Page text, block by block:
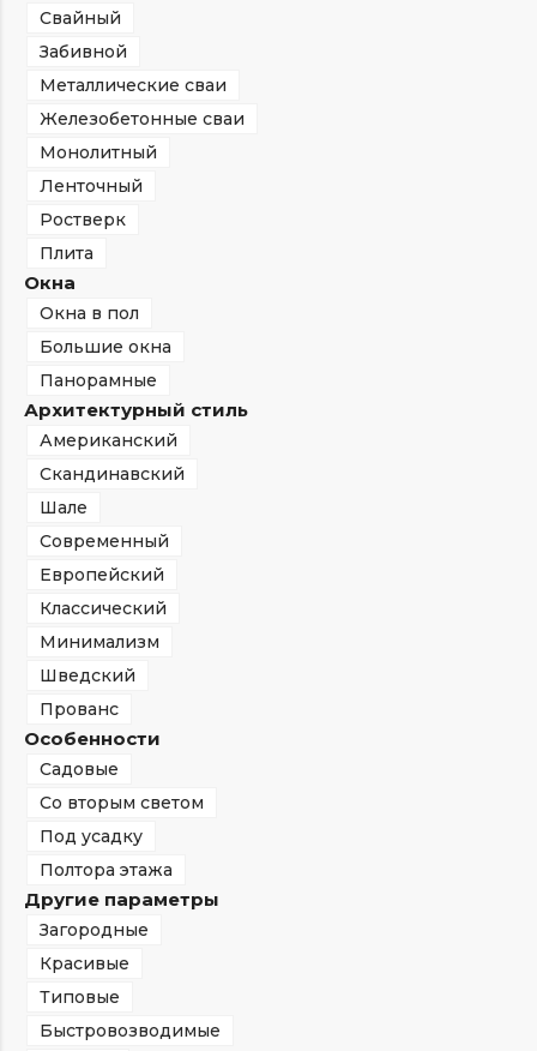
Свайный
Забивной
Металлические сваи
Железобетонные сваи
Монолитный
Ленточный
Ростверк
Плита
Окна
Окна в пол
Большие окна
Панорамные
Архитектурный стиль
Американский
Скандинавский
Шале
Современный
Европейский
Классический
Минимализм
Шведский
Прованс
Особенности
Садовые
Со вторым светом
Под усадку
Полтора этажа
Другие параметры
Загородные
Красивые
Типовые
Быстровозводимые